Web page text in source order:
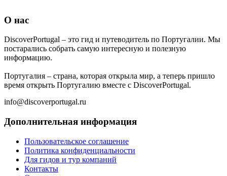
О нас
DiscoverPortugal – это гид и путеводитель по Португалии. Мы
постарались собрать самую интересную и полезную
информацию.
Португалия – страна, которая открыла мир, а теперь пришло
время открыть Португалию вместе с DiscoverPortugal.
info@discoverportugal.ru
Дополнительная информация
Пользовательское соглашение
Политика конфиденциальности
Для гидов и тур компаний
Контакты